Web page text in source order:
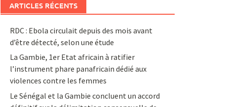
ARTICLES RÉCENTS
RDC : Ebola circulait depuis des mois avant
d’être détecté, selon une étude
La Gambie, 1er Etat africain à ratifier
l’instrument phare panafricain dédié aux
violences contre les femmes
Le Sénégal et la Gambie concluent un accord